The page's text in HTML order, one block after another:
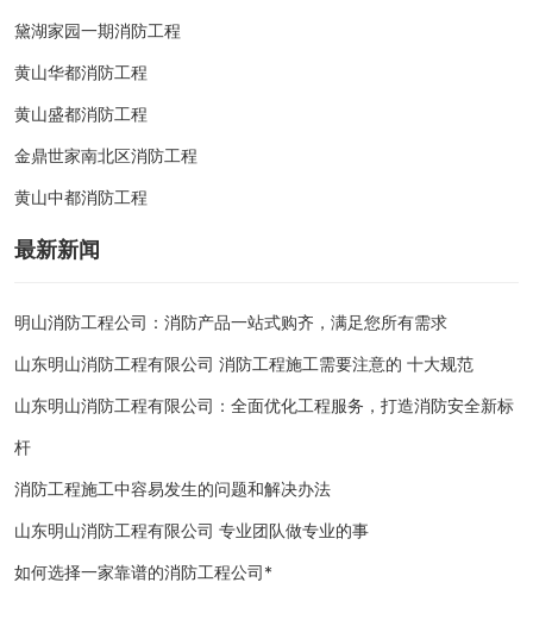
黛湖家园一期消防工程
黄山华都消防工程
黄山盛都消防工程
金鼎世家南北区消防工程
黄山中都消防工程
最新新闻
明山消防工程公司：消防产品一站式购齐，满足您所有需求
山东明山消防工程有限公司 消防工程施工需要注意的 十大规范
山东明山消防工程有限公司：全面优化工程服务，打造消防安全新标
杆
消防工程施工中容易发生的问题和解决办法
山东明山消防工程有限公司 专业团队做专业的事
如何选择一家靠谱的消防工程公司*